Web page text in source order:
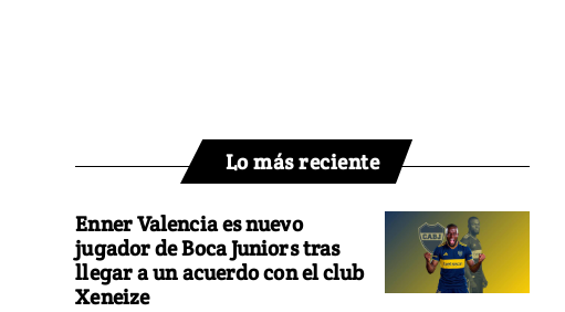
Lo más reciente
Enner Valencia es nuevo
jugador de Boca Juniors tras
llegar a un acuerdo con el club
Xeneize